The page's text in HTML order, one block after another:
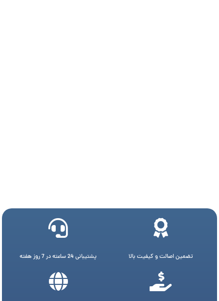
تضمین اصالت و کیفیت بالا پشتیبانی 24 ساعته در 7 روز هفته